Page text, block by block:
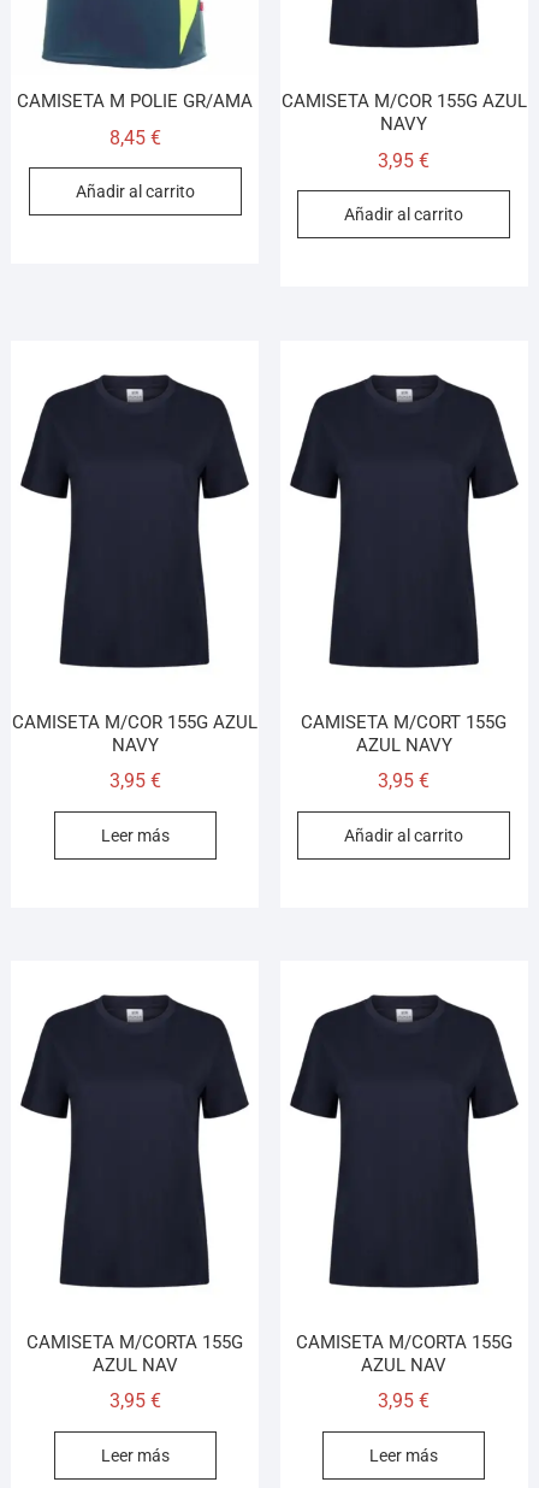
CAMISETA M POLIE GR/AMA
8,45 €
Añadir al carrito
CAMISETA M/COR 155G AZUL
NAVY
3,95€
Añadir al carrito
CAMISETA M/COR 155G AZUL
NAVY
3,95 €
Leer más
CAMISETA M/CORT 155G
AZUL NAVY
3,95€
Añadir al carrito
CAMISETA M/CORTA 155G
AZUL NAV
3,95 €
Leer más
CAMISETA M/CORTA 155G
AZUL NAV
3,95€
Leer más